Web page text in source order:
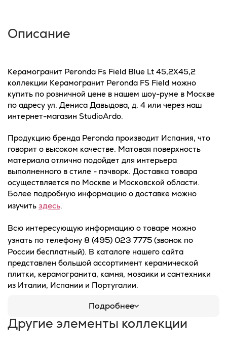
Описание
Керамогранит Peronda Fs Field Blue Lt 45,2X45,2
коллекции Керамогранит Peronda FS Field можно
купить по розничной цене в нашем шоу-руме в Москве
по адресу ул. Дениса Давыдова, д. 4 или через наш
интернет-магазин StudioArdo.
Продукцию бренда Peronda производит Испания, что
говорит о высоком качестве. Матовая поверхность
материала отлично подойдет для интерьера
выполненного в стиле - пэчворк. Доставка товара
осуществляется по Москве и Московской области.
Более подробную информацию о доставке можно
изучить здесь.
Всю интересующую информацию о товаре можно
узнать по телефону 8 (495) 023 7775 (звонок по
России бесплатный). В каталоге нашего сайта
представлен большой ассортимент керамической
плитки, керамогранита, камня, мозаики и сантехники
из Италии, Испании и Португалии.
Подробнее
Другие элементы коллекции